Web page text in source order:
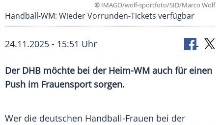
© IMAGO/wolf-sportfoto/SID/Marco Wolf
Handball-WM: Wieder Vorrunden-Tickets verfügbar
24.11.2025 - 15:51 Uhr
Der DHB möchte bei der Heim-WM auch für einen
Push im Frauensport sorgen.
Wer die deutschen Handball-Frauen bei der